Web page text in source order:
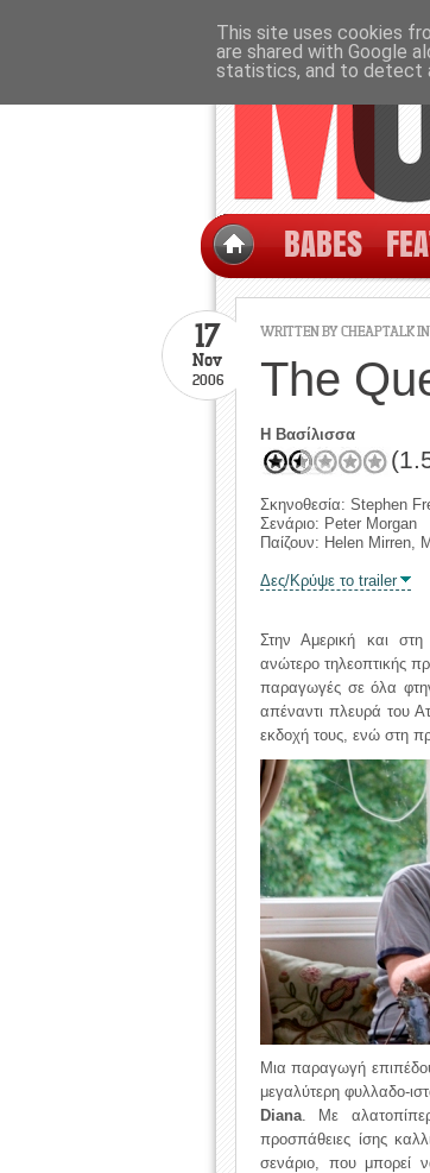
BABES
WRITTEN BY CHEAPTALK IN
17
Nov
2006 The
Η Βασίλισσα
Σκηνοθεσία: Stephen
Σενάριο: Peter Morgan
Παίζουν: Helen Mirren,
Δες/Κρύψε το trailer
Στην Αμερική και στη
ανώτερο τηλεοπτικής
παραγωγές σε όλα
απέναντι πλευρά του
εκδοχή τους, ενώ στη
Μια παραγωγή επιπέδου
μεγαλύτερη φυλλαδο-
Diana. Με
προσπάθειες ίσης
σενάριο, που μπορεί
This site uses cookies
are shared with Google
statistics, and to detect